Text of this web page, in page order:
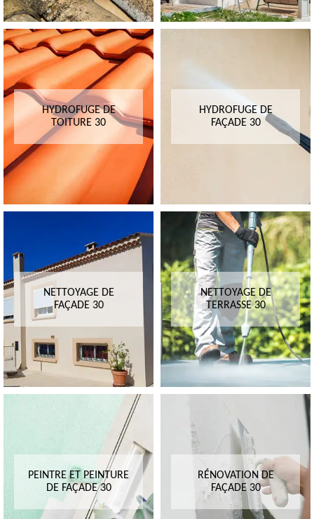
HYDROFUGE DE
TOITURE 30
HYDROFUGE DE
FAÇADE 30
NETTOYAGE DE
FAÇADE 30
NETTOYAGE DE
TERRASSE 30
PEINTRE ET PEINTURE
DE FAÇADE 30
RÉNOVATION DE
FAÇADE 30